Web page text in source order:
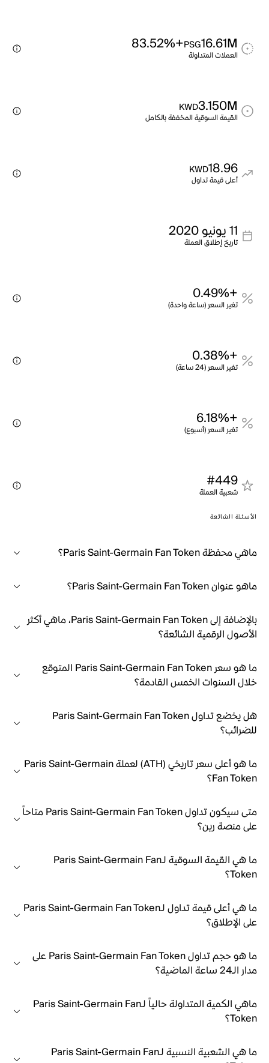
16.61M
PSG
+83.52%
العملات المتداولة
3.150M
KWD
القيمة السوقية المخففة بالكامل
18.96
KWD
أعلى قيمة تداول
11 يونيو 2020
تاريخ إطلاق العملة
+0.49%
تغير السعر (ساعة واحدة)
+0.38%
تغير السعر (24 ساعة)
+6.18%
تغير السعر (أسبوع)
#449
شعبية العملة
الأسئلة الشائعة
ماهي محفظة Paris Saint-Germain Fan Token؟
ماهو عنوان Paris Saint-Germain Fan Token؟
بالإضافة إلى Paris Saint-Germain Fan Token، ماهي أكثر
الأصول الرقمية الشائعة؟
ما هو سعر Paris Saint-Germain Fan Token المتوقع
خلال السنوات الخمس القادمة؟
هل يخضع تداول Paris Saint-Germain Fan Token
للضرائب؟
ما هو أعلى سعر تاريخي (ATH) لعملة Paris Saint-Germain
Fan Token؟
متى سيكون تداول Paris Saint-Germain Fan Token متاحاً
على منصة رين؟
ما هي القيمة السوقية لـParis Saint-Germain Fan
Token؟
ما هي أعلى قيمة تداول لـParis Saint-Germain Fan Token
على الإطلاق؟
ما هو حجم تداول Paris Saint-Germain Fan Token على
مدار الـ24 ساعة الماضية؟
ماهي الكمية المتداولة حالياً لـParis Saint-Germain Fan
Token؟
ما هي الشعبية النسبية لـParis Saint-Germain Fan